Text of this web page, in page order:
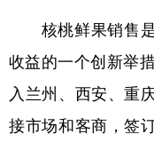
核桃鲜果销售是
收益的一个创新举
入兰州、西安、重
接市场和客商，签